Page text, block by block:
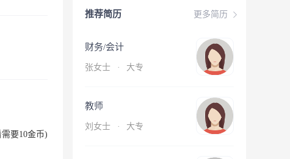
要10金币)
更多简历
推荐简历
财务/会计
张女士 · 大专
教师
刘女士 · 大专